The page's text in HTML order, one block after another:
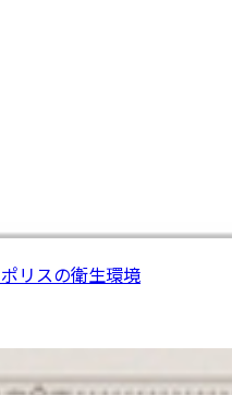
リスの衛生環境